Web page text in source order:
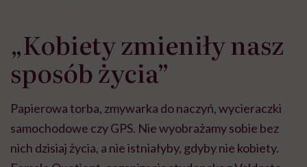
„Kobiety zmieniły nasz
sposób życia”
Papierowa torba, zmywarka do naczyń, wycieraczki
samochodowe czy GPS. Nie wyobrażamy sobie bez
nich dzisiaj życia, a nie istniałyby, gdyby nie kobiety.